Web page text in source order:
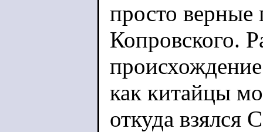
просто верные
Копровского.
как китайцы
откуда